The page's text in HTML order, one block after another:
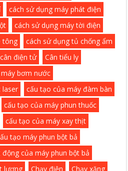
cách sử dụng máy phát điện
cách sử dụng máy tời điện
tông
cách sử dụng tủ chống ẩm
cân điện tử
Cân tiểu ly
bơm nước
laser
cấu tạo của máy đàm bàn
cấu tạo của máy phun thuốc
cấu tạo của máy xay thịt
tạo máy phun bột bả
của máy phun bột bả
lượng Chạy điện Chạy xăng